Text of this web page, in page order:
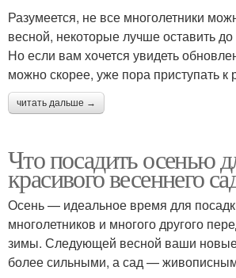
Разумеется, не все многолетники
весной, некоторые лучше оставить
Но если вам хочется увидеть
можно скорее, уже пора приступать к
читать дальше →
Что посадить осенью
красивого весеннего
Осень — идеальное время для
многолетников и многого другого
зимы. Следующей весной ваши новые
более сильными, а сад —